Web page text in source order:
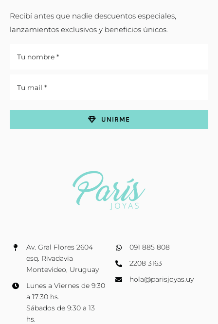
Av. Gral Flores 2604
esq. Rivadavia
Montevideo, Uruguay
Lunes a Viernes de 9:30
a 17:30 hs.
Sábados de 9:30 a 13
hs.
091 885 808
2208 3163
hola@parisjoyas.uy
Recibí antes que nadie descuentos especiales,
lanzamientos exclusivos y beneficios únicos.
UNIRME